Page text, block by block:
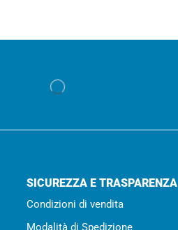
SICUREZZA E TRASPARENZA
Condizioni di vendita